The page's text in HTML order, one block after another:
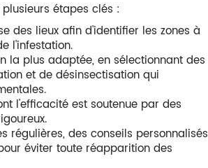
étapes clés :
des lieux afin d'identifier les zones à
l'infestation.
la plus adaptée, en sélectionnant des
et de désinsectisation qui
l'efficacité est soutenue par des
régulières, des conseils personnalisés
éviter toute réapparition des